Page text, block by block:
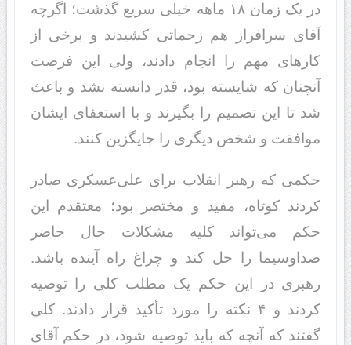
در یک زمان ۱۸ ماهه خیلی سریع گذشت؛ اگرچه
آقای سرافراز هم زحماتی کشیدند و برخی از
کارهای مهم را انجام دادند، ولی این فرصت
آنچنان که شایسته بود، قدر دانسته نشد و باعث
شد تا این تصمیم را بگیرند و با استعفای ایشان
موافقت و شخص دیگری را جایگزین کنند.
حکمی که رهبر انقلاب برای علی‌عسکری صادر
کردند کوتاه، مفید و مختصر بود؛ معتقدم این
حکم می‌تواند کلیه مشکلات حال حاضر
صداوسیما را حل کند و چراغ راه آینده باشد.
رهبری در این حکم یک مطلب کلی را توصیه
کردند و ۴ نکته را مورد تأکید قرار دادند. کلی
گفتند که آنچه که باید توصیه شود، در حکم آقای